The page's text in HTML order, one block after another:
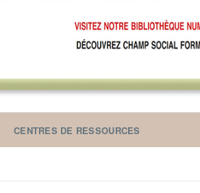
CENTRES DE RESSOURCES